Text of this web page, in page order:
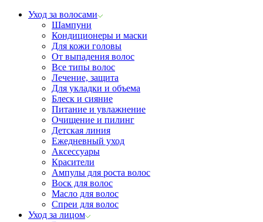
Уход за волосами
Шампуни
Кондиционеры и маски
Для кожи головы
От выпадения волос
Все типы волос
Лечение, защита
Для укладки и объема
Блеск и сияние
Питание и увлажнение
Очищение и пилинг
Детская линия
Ежедневный уход
Аксессуары
Красители
Ампулы для роста волос
Воск для волос
Масло для волос
Спреи для волос
Уход за лицом